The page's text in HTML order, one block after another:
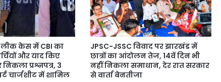
लीक केस में CBI का
और याद किए
प्रश्नपत्र, 3
चार्जशीट में शामिल
JPSC-JSSC विवाद पर झारखंड में
छात्रों का आंदोलन तेज, 14वें दिन भी
नहीं निकला समाधान, देर रात सरकार
से वार्ता बेनतीजा